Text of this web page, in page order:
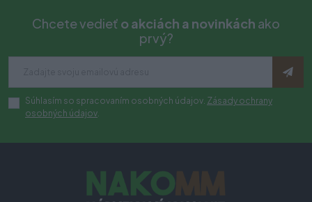
Chcete vedieť o akciách a novinkách ako
prvý?
Súhlasím so spracovaním osobných údajov. Zásady ochrany
osobných údajov